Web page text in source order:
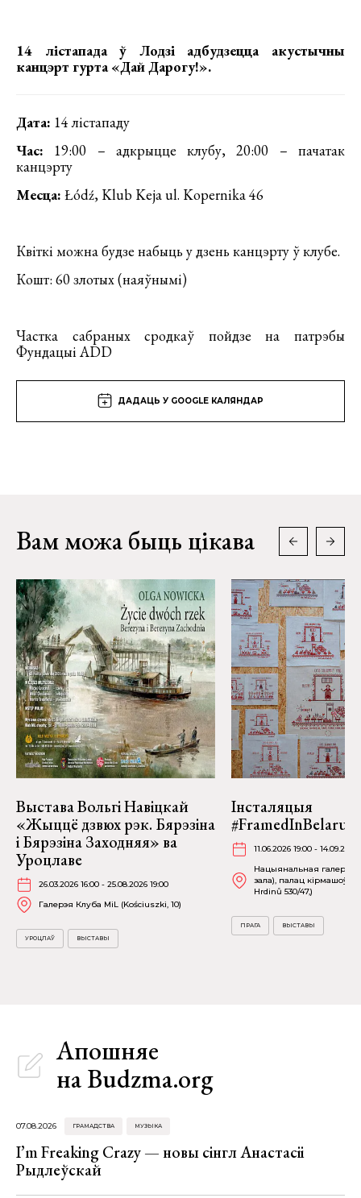
14 лістапада ў Лодзі адбудзецца акустычны
канцэрт гурта «Дай Дарогу!».
Дата: 14 лістападу
Час: 19:00 – адкрыцце клубу, 20:00 – пачатак
канцэрту
Месца: Łódź, Klub Keja ul. Kopernika 46
Квіткі можна будзе набыць у дзень канцэрту ў клубе.
Кошт: 60 злотых (наяўнымі)
Частка сабраных сродкаў пойдзе на патрэбы
Фундацыі ADD
ДАДАЦЬ У GOOGLE КАЛЯНДАР
Вам можа быць цікава
Выстава Вольгі Навіцкай
«Жыццё дзвюх рэк. Бярэзіна
і Бярэзіна Заходняя» ва
Уроцлаве
26.03.2026 16:00 - 25.08.2026 19:00
Галерэя Клуба MiL (Kościuszki, 10)
УРОЦЛАЎ ВЫСТАВЫ
Інсталяцыя
#FramedInBelarus
11.06.2026 19:00 - 14.09.2026
Нацыянальная галерэя
зала), палац кірмашоў
Hrdinů 530/47,)
ПРАГА ВЫСТАВЫ
Апошняе
на Budzma.org
07.08.2026 ГРАМАДСТВА МУЗЫКА
I’m Freaking Crazy — новы сінгл Анастасіі
Рыдлеўскай